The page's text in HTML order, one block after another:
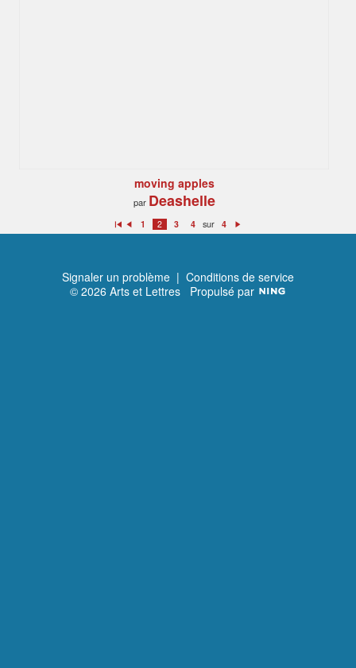
moving apples
par Deashelle
Premier
Précédent
1 2 3 4 sur 4
Suivant
Signaler un problème | Conditions de service
© 2026 Arts et Lettres Propulsé par